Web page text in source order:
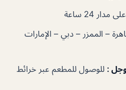
24 ساعة
– الممزر – دبي – الإمارات
: للوصول للمطعم عبر خرائط